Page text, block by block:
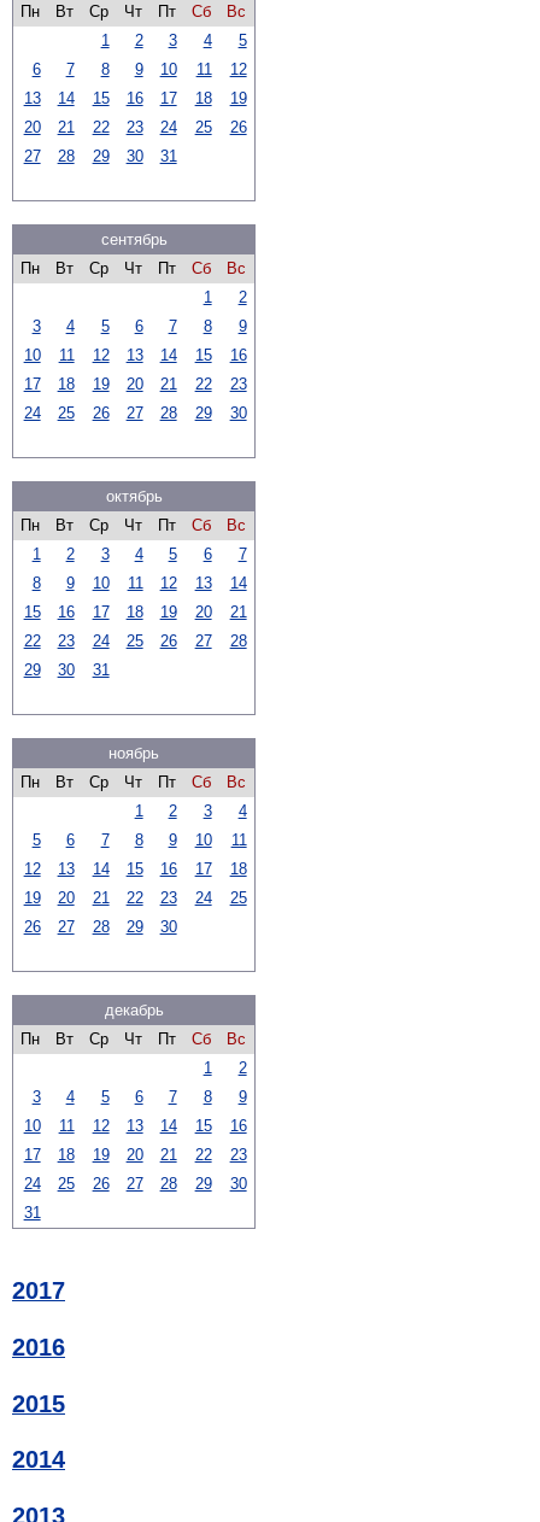
Пн
Вт Ср Чт Пт Сб
Вс
1
2 3 4
5
6
7 8 9 10 11
12
13
14 15 16 17 18
19
20
21 22 23 24 25
26
27
28 29 30 31
сентябрь
Пн
Вт Ср Чт Пт Сб
Вс
1
2
3
4 5 6 7 8
9
10
11 12 13 14 15
16
17
18 19 20 21 22
23
24
25 26 27 28 29 30
октябрь
Пн
Вт Ср Чт Пт Сб
Вс
1
2 3 4 5 6
7
8
9 10 11 12 13
14
15
16 17 18 19 20
21
22
23 24 25 26 27
28
29
30 31
ноябрь
Пн
Вт Ср Чт Пт Сб
Вс
1
2 3
4
5
6 7 8 9 10
11
12
13 14 15 16 17
18
19
20 21 22 23 24
25
26
27 28 29 30
декабрь
Пн
Вт Ср Чт Пт Сб
Вс
1
2
3
4 5 6 7 8
9
10
11 12 13 14 15
16
17
18 19 20 21 22
23
24
25 26 27 28 29
30
31
2017
2016
2015
2014
2013